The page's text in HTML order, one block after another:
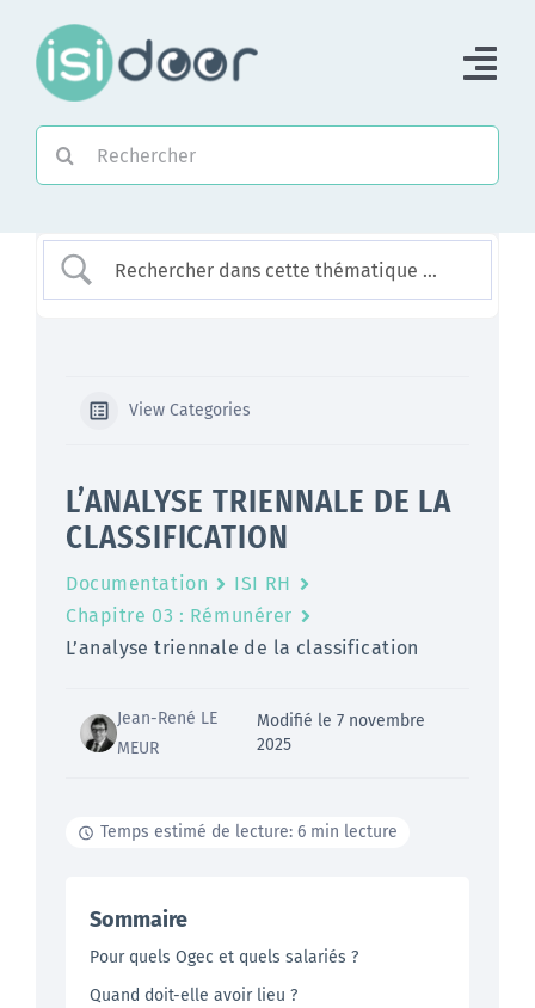
contenu
Piloter un réseau
View Categories
L’ANALYSE TRIENNALE DE LA
CLASSIFICATION
Documentation
ISI RH
Chapitre 03 : Rémunérer
L’analyse triennale de la classification
Jean-René LE
MEUR
Modifié le 7 novembre
2025
Temps estimé de lecture: 6 min lecture
Sommaire
Pour quels Ogec et quels salariés ?
Quand doit-elle avoir lieu ?